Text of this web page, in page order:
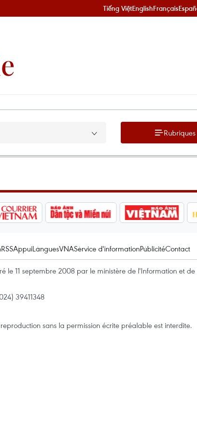
Tiếng ViệtEnglishFrançais
Rubriques
RSSAppuiLanguesVNAService d'informationPublicitéContact
le 11 septembre 2008 par le ministère de l'Information et de
39411348
sans la permission écrite préalable est interdite.